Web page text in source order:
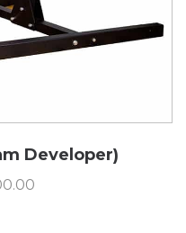
Developer)